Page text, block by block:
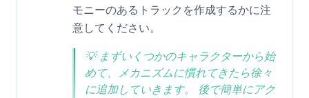
モニーのあるトラックを作成するかに注
意してください。
💡 まずいくつかのキャラクターから始
めて、メカニズムに慣れてきたら徐々
に追加していきます。 後で簡単にアク